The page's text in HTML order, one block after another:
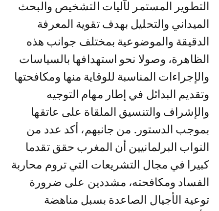
التطوير المستمر لآليات التشخيص والبحث
الميداني والتحليل بهدف تقوية المعرفة
الدقيقة والموضوعية بمختلف جوانب هذه
الظاهرة، وصولا نحو استهدافها بالسياسات
والإجراءات المناسبة للوقاية منها ومكافحتها
وتقديم البدائل في إطار مهام التوجيه
والإشراف والتنسيق الملقاة على عاتقها
بموجب الدستور. من جانبهم، أكد عدد من
النواب البرلمانيين أن المغرب حقق تقدما
كبيرا في مجال التشريعات التي تروم محاربة
الفساد ومكافحته، مشددين على ضرورة
توعية الأجيال الصاعدة بسبل مناهضة